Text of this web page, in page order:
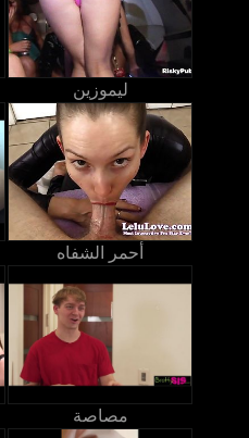
ليموزين
أحمر الشفاه
مصاصة